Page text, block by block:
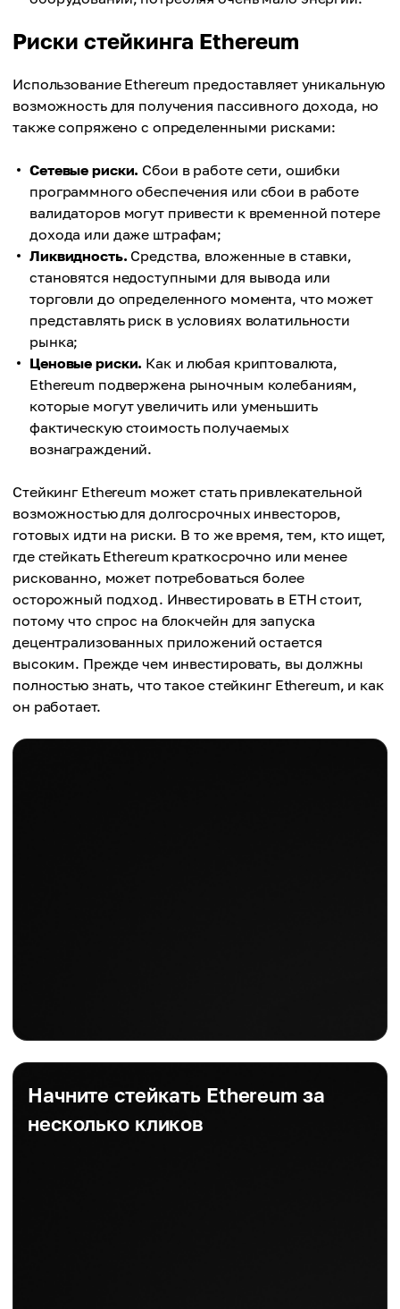
Риски стейкинга Ethereum
Использование Ethereum предоставляет уникальную
возможность для получения пассивного дохода, но
также сопряжено с определенными рисками:
Сетевые риски. Сбои в работе сети, ошибки
программного обеспечения или сбои в работе
валидаторов могут привести к временной потере
дохода или даже штрафам;
Ликвидность. Средства, вложенные в ставки,
становятся недоступными для вывода или
торговли до определенного момента, что может
представлять риск в условиях волатильности
рынка;
Ценовые риски. Как и любая криптовалюта,
Ethereum подвержена рыночным колебаниям,
которые могут увеличить или уменьшить
фактическую стоимость получаемых
вознаграждений.
Стейкинг Ethereum может стать привлекательной
возможностью для долгосрочных инвесторов,
готовых идти на риски. В то же время, тем, кто ищет,
где стейкать Ethereum краткосрочно или менее
рискованно, может потребоваться более
осторожный подход. Инвестировать в ETH стоит,
потому что спрос на блокчейн для запуска
децентрализованных приложений остается
высоким. Прежде чем инвестировать, вы должны
полностью знать, что такое стейкинг Ethereum, и как
он работает.
Начните стейкать Ethereum за
несколько кликов